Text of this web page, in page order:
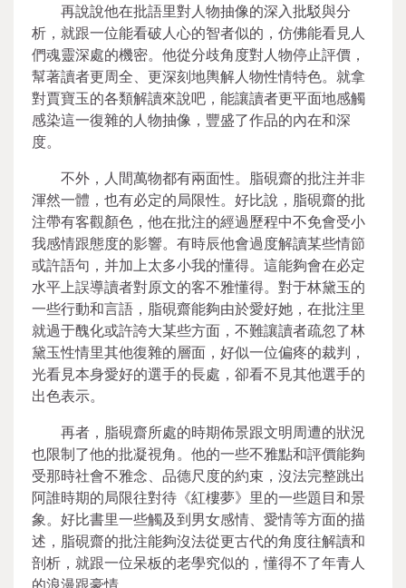
再說說他在批語里對人物抽像的深入批駁與分
析，就跟一位能看破人心的智者似的，仿佛能看見人
們魂靈深處的機密。他從分歧角度對人物停止評價，
幫著讀者更周全、更深刻地輿解人物性情特色。就拿
對賈寶玉的各類解讀來說吧，能讓讀者更平面地感觸
感染這一復雜的人物抽像，豐盛了作品的內在和深
度。
不外，人間萬物都有兩面性。脂硯齋的批注并非
渾然一體，也有必定的局限性。好比說，脂硯齋的批
注帶有客觀顏色，他在批注的經過歷程中不免會受小
我感情跟態度的影響。有時辰他會過度解讀某些情節
或許語句，并加上太多小我的懂得。這能夠會在必定
水平上誤導讀者對原文的客不雅懂得。對于林黛玉的
一些行動和言語，脂硯齋能夠由於愛好她，在批注里
就過于醜化或許誇大某些方面，不難讓讀者疏忽了林
黛玉性情里其他復雜的層面，好似一位偏疼的裁判，
光看見本身愛好的選手的長處，卻看不見其他選手的
出色表示。
再者，脂硯齋所處的時期佈景跟文明周遭的狀況
也限制了他的批凝視角。他的一些不雅點和評價能夠
受那時社會不雅念、品德尺度的約束，沒法完整跳出
阿誰時期的局限往對待《紅樓夢》里的一些題目和景
象。好比書里一些觸及到男女感情、愛情等方面的描
述，脂硯齋的批注能夠沒法從更古代的角度往解讀和
剖析，就跟一位呆板的老學究似的，懂得不了年青人